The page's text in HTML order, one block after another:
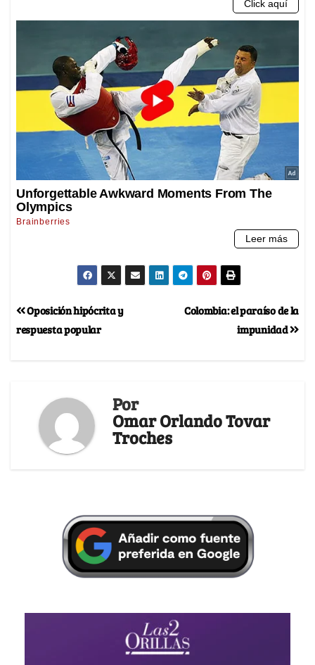
Colombia: el paraíso de la
impunidad
Oposición hipócrita y
respuesta popular
Por
Omar Orlando Tovar
Troches